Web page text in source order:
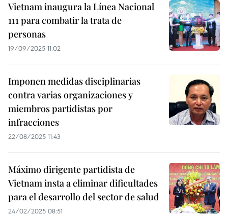
Vietnam inaugura la Línea Nacional
111 para combatir la trata de
personas
19/09/2025 11:02
Imponen medidas disciplinarias
contra varias organizaciones y
miembros partidistas por
infracciones
22/08/2025 11:43
Máximo dirigente partidista de
Vietnam insta a eliminar dificultades
para el desarrollo del sector de salud
24/02/2025 08:51